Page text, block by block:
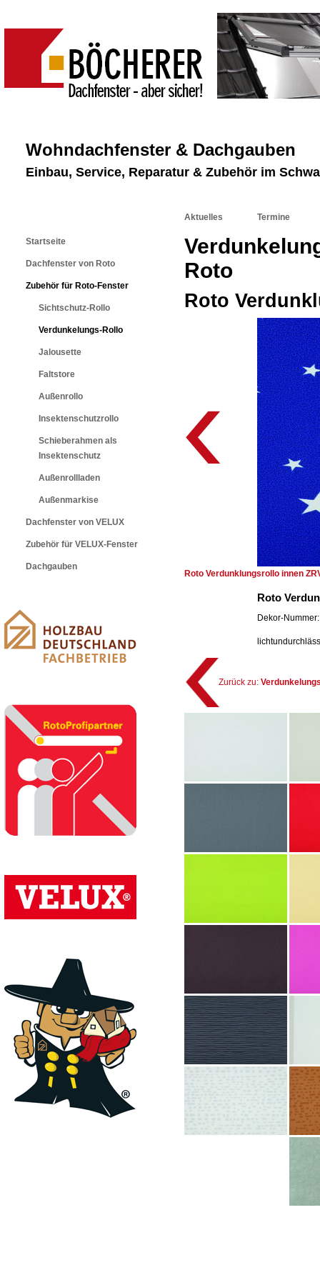
Wohndachfenster & Dachgauben
Einbau, Service, Reparatur & Zubehör im
Startseite
Dachfenster von Roto
Zubehör für Roto-Fenster
Sichtschutz-Rollo
Verdunkelungs-Rollo
Jalousette
Faltstore
Außenrollo
Insektenschutzrollo
Schieberahmen als
Insektenschutz
Außenrollladen
Außenmarkise
Dachfenster von VELUX
Zubehör für VELUX-Fenster
Dachgauben
Aktuelles Termine
Roto
Roto
Roto Verdunklungsrollo innen
Roto
Dekor-
Zurück zu: